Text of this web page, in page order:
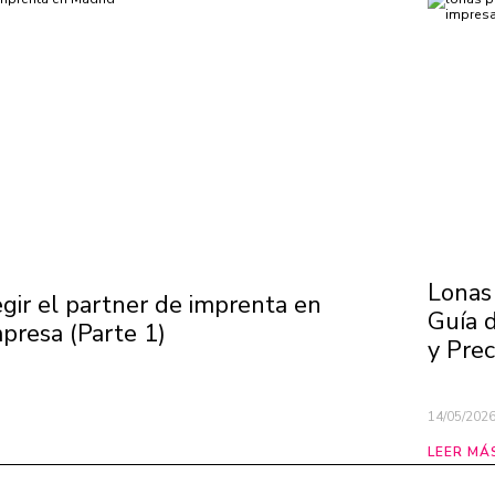
el partner de imprenta en
(Parte 1)
Guía
y
14/05/2026
LEER